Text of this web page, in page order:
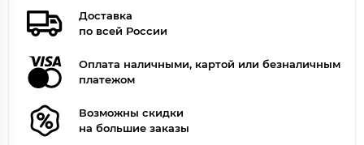
Доставка
по всей России
Оплата наличными, картой или безналичным
платежом
Возможны скидки
на большие заказы